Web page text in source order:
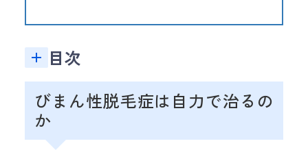
目次
びまん性脱毛症は自力で治るの
か